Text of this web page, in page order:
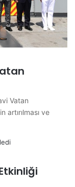
Vatan
ve